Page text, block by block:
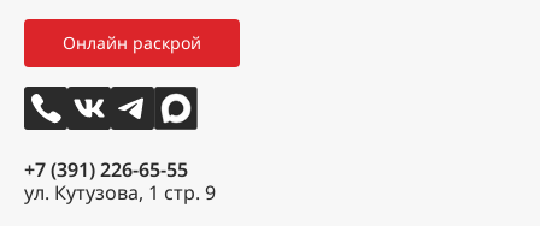
3D тур
Как оформить заказ
Вакансии
Контакты
Мои заказы
Избранное
Онлайн раскрой
+7 (391) 226-65-55
ул. Кутузова, 1 стр. 9